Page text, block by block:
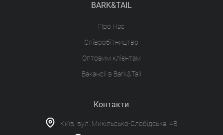
BARK&TAIL
Про Нас
Співробітництво
Оптовим клієнтам
Вакансії в Bark&Tail
Контакти
Київ, вул. Микільсько-Слобідська, 4В